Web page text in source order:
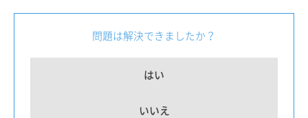
問題は解決できましたか？
はい
いいえ